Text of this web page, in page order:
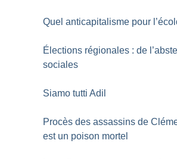
Quel anticapitalisme pour
Élections régionales : de
sociales
Siamo tutti Adil
Procès des assassins de
est un poison mortel